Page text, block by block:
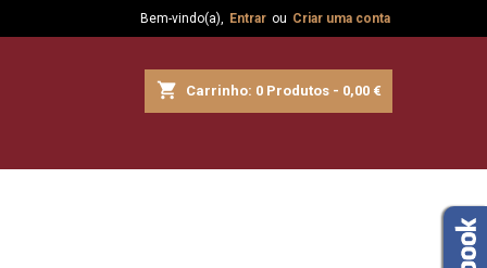
Bem-vindo(a), Entrar ou Criar uma conta
shopping_cart Carrinho: 0 Produtos - 0,00 €